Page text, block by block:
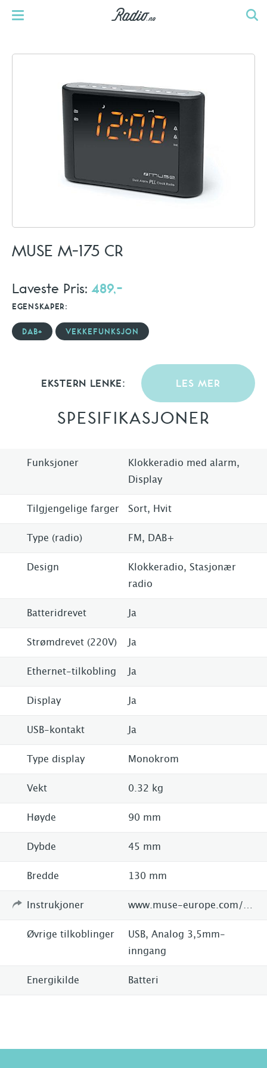
MUSE M-175 CR
Laveste Pris:489,-
EGENSKAPER:
DAB+ VEKKEFUNKSJON
EKSTERN LENKE: LES MER
SPESIFIKASJONER
Funksjoner
Klokkeradio med alarm,
Display
Tilgjengelige farger Sort, Hvit
Type (radio) FM, DAB+
Design
Klokkeradio, Stasjonær
radio
Batteridrevet Ja
Strømdrevet (220V) Ja
Ethernet-tilkobling Ja
Display Ja
USB-kontakt Ja
Type display Monokrom
Vekt 0.32 kg
Høyde 90 mm
Dybde 45 mm
Bredde 130 mm
Instrukjoner
Øvrige tilkoblinger
USB, Analog 3,5mm-
inngang
Energikilde Batteri